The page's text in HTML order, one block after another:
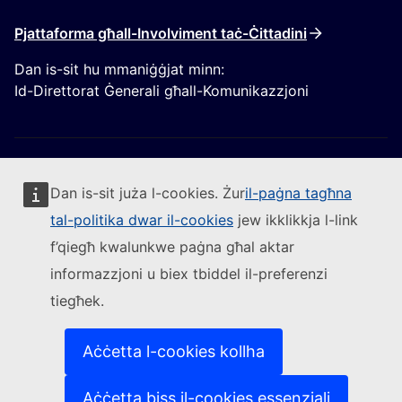
Dan is-sit juża l-cookies. Żuril-paġna tagħna
tal-politika dwar il-cookies jew ikklikkja l-link
f’qiegħ kwalunkwe paġna għal aktar
informazzjoni u biex tbiddel il-preferenzi
tiegħek.
Aċċetta l-cookies kollha
Aċċetta biss il-cookies essenzjali
Pjattaforma għall-Involviment taċ-Ċittadini
Dan is-sit hu mmaniġġjat minn:
Id-Direttorat Ġenerali għall-Komunikazzjoni
Segwi lill-Kummissjoni Ewropea
Ikkuntattjana(Link esterna)
Irrapporta vulnerabbiltà tal-IT
Il-lingwi fuq is-siti web tagħna(Link esterna)
(Link esterna)
Politika ta’ privatezza
Avviż legali (Link esterna)